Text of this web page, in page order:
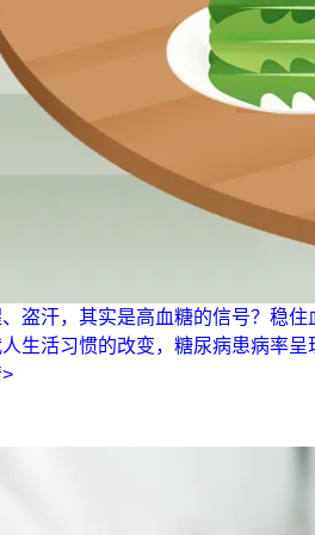
盗汗，其实是高血糖的信号？稳住
生活习惯的改变，糖尿病患病率
>